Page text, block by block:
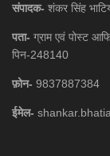
संपादक- शंकर सिंह
पता- ग्राम एवं पोस्ट
पिन-248140
फ़ोन- 9837887384
ईमेल-